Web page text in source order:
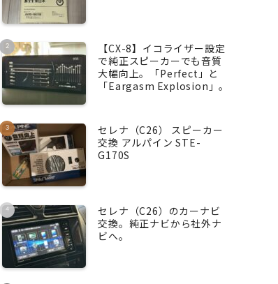
【CX-8】イコライザー設定
で純正スピーカーでも音質
大幅向上。「Perfect」と
「Eargasm Explosion」。
セレナ（C26） スピーカー
交換 アルパイン STE-
G170S
セレナ（C26）のカーナビ
交換。純正ナビから社外ナ
ビへ。